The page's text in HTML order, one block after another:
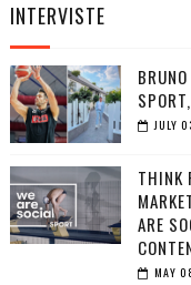
INTERVISTE
JULY
THINK
ARE
MAY